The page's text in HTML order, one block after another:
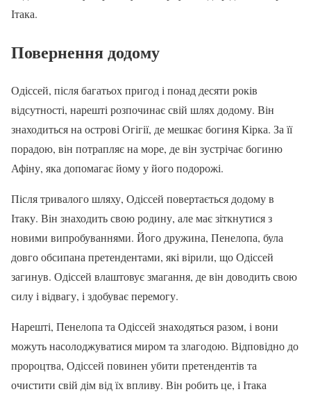
Ітака.
Повернення додому
Одіссей, після багатьох пригод і понад десяти років
відсутності, нарешті розпочинає свій шлях додому. Він
знаходиться на острові Огігії, де мешкає богиня Кірка. За її
порадою, він потрапляє на море, де він зустрічає богиню
Афіну, яка допомагає йому у його подорожі.
Після тривалого шляху, Одіссей повертається додому в
Ітаку. Він знаходить свою родину, але має зіткнутися з
новими випробуваннями. Його дружина, Пенелопа, була
довго обсипана претендентами, які вірили, що Одіссей
загинув. Одіссей влаштовує змагання, де він доводить свою
силу і відвагу, і здобуває перемогу.
Нарешті, Пенелопа та Одіссей знаходяться разом, і вони
можуть насолоджуватися миром та злагодою. Відповідно до
пророцтва, Одіссей повинен убити претендентів та
очистити свій дім від їх впливу. Він робить це, і Ітака